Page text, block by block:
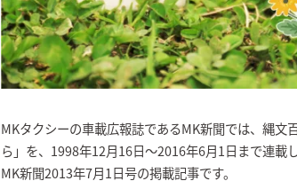
MKタクシーの車載広報誌であるMK新聞では、縄
ら」を、1998年12月16日～2016年6月1日まで連載し
MK新聞2013年7月1日号の掲載記事です。